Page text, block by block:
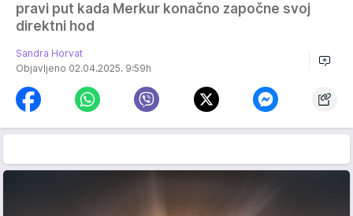
pravi put kada Merkur konačno započne svoj
direktni hod
Sandra Horvat
Objavljeno 02.04.2025. 9:59h